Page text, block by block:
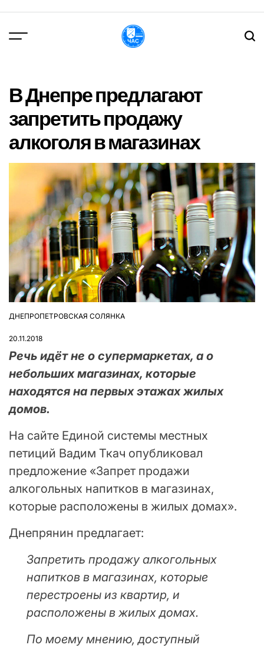
вмісту
В Днепре предлагают
запретить продажу
алкоголя в магазинах
ОПУБЛІКУВАТИ
ДНЕПРОПЕТРОВСКАЯ СОЛЯНКА
20.11.2018
Речь идёт не о супермаркетах, а о
небольших магазинах, которые
находятся на первых этажах жилых
домов.
На сайте Единой системы местных
петиций Вадим Ткач опубликовал
предложение «Запрет продажи
алкогольных напитков в магазинах,
которые расположены в жилых домах».
Днепрянин предлагает:
Запретить продажу алкогольных
напитков в магазинах, которые
перестроены из квартир, и
расположены в жилых домах.
По моему мнению, доступный